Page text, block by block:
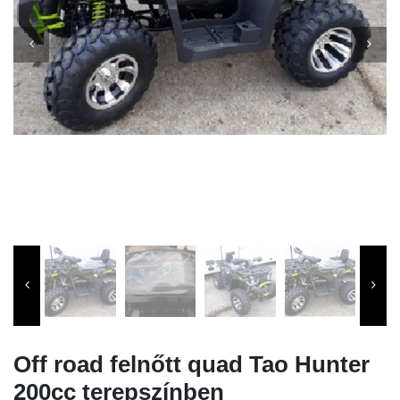
Off road felnőtt quad Tao Hunter
200cc terepszínben